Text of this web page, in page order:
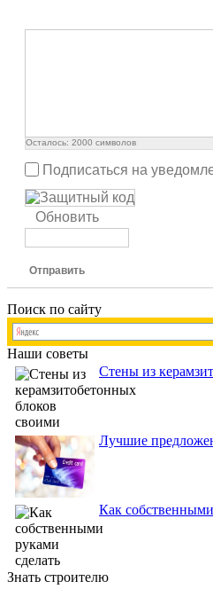
Осталось: 2000 символов
Подписаться на
Обновить
Отправить
Поиск по сайту
Наши советы
Стены из
Лучшие
Как
Знать строителю